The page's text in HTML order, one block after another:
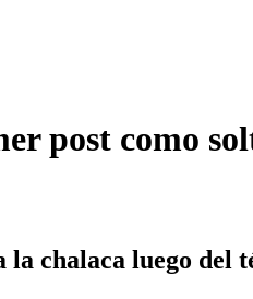
post como
la chalaca luego